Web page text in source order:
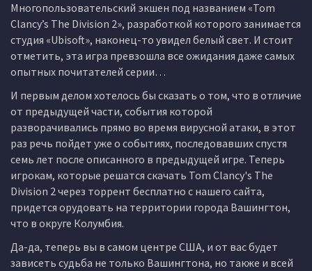
Многопользовательский экшен под названием «Tom
Clancy’s The Division 2», разработкой которого занимается
студия «Ubisoft», наконец-то увидел белый свет. И стоит
отметить, эта игра превзошла все ожидания даже самых
опытных почитателей серии…
И первым делом хотелось бы сказать о том, что в отличие
от предыдущей части, события которой
разворачивались прямо во время вирусной атаки, в этот
раз речь пойдет уже о событиях, последовавших спустя
семь лет после описанного в предыдущей игре. Теперь
игрокам, которые решатся скачать Tom Clancy's The
Division 2 через торрент бесплатно с нашего сайта,
придется орудовать на территории города Вашингтон,
что в округе Колумбия.
Да-да, теперь вы в самом центре США, и от вас будет
зависеть судьба не только Вашингтона, но также и всей